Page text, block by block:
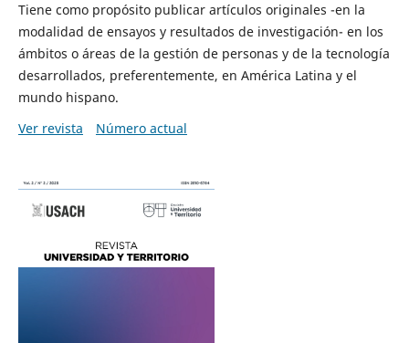
Tiene como propósito publicar artículos originales -en la
modalidad de ensayos y resultados de investigación- en los
ámbitos o áreas de la gestión de personas y de la tecnología
desarrollados, preferentemente, en América Latina y el
mundo hispano.
Ver revista
Número actual